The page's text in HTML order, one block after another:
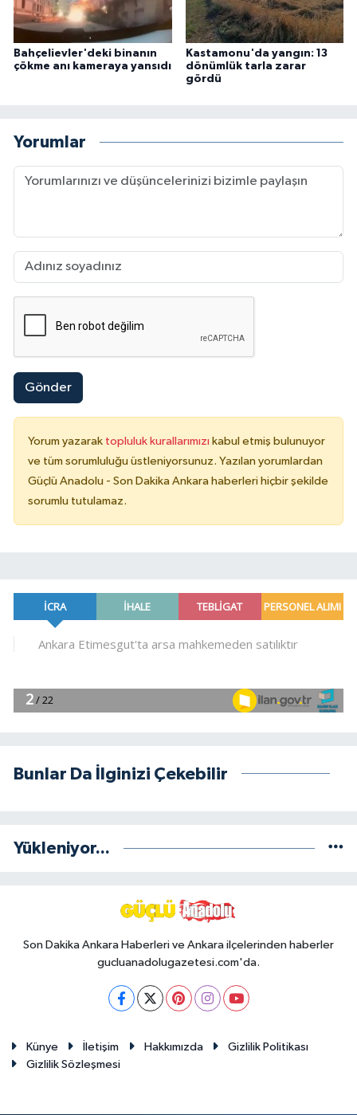
Bahçelievler'deki binanın
çökme anı kameraya yansıdı
Kastamonu'da yangın: 13
dönümlük tarla zarar
gördü
Yorumlar
Gönder
Yorum yazarak topluluk kurallarımızı kabul etmiş bulunuyor
ve tüm sorumluluğu üstleniyorsunuz. Yazılan yorumlardan
Güçlü Anadolu - Son Dakika Ankara haberleri hiçbir şekilde
sorumlu tutulamaz.
Bunlar Da İlginizi Çekebilir
Yükleniyor...
Son Dakika Ankara Haberleri ve Ankara ilçelerinden haberler
gucluanadolugazetesi.com'da.
Künye İletişim Hakkımızda
Gizlilik Politikası
Gizlilik Sözleşmesi